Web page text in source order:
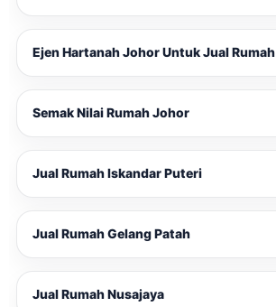
Ejen Hartanah Johor Untuk Jual Rumah
Semak Nilai Rumah Johor
Jual Rumah Iskandar Puteri
Jual Rumah Gelang Patah
Jual Rumah Nusajaya